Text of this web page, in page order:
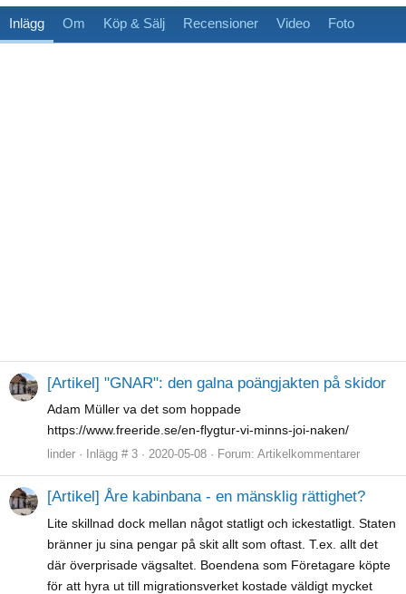
Inlägg Om Köp & Sälj Recensioner Video Foto
[Artikel] "GNAR": den galna poängjakten på skidor
Adam Müller va det som hoppade
https://www.freeride.se/en-flygtur-vi-minns-joi-naken/
linder Inlägg # 3 2020-05-08 Forum: Artikelkommentarer
[Artikel] Åre kabinbana - en mänsklig rättighet?
Lite skillnad dock mellan något statligt och ickestatligt. Staten
bränner ju sina pengar på skit allt som oftast. T.ex. allt det
där överprisade vägsaltet. Boendena som Företagare köpte
för att hyra ut till migrationsverket kostade väldigt mycket